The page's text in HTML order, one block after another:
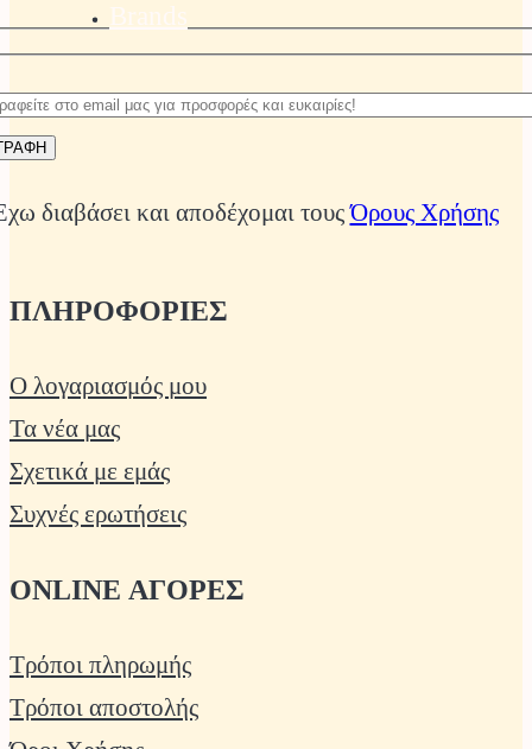
διαβάσει και αποδέχομαι τουςΌρους Χρήσης
ΠΛΗΡΟΦΟΡΙΕΣ
Ο λογαριασμός μου
Τα νέα μας
Σχετικά με εμάς
Συχνές ερωτήσεις
ONLINE ΑΓΟΡΕΣ
Τρόποι πληρωμής
Τρόποι αποστολής
Brands